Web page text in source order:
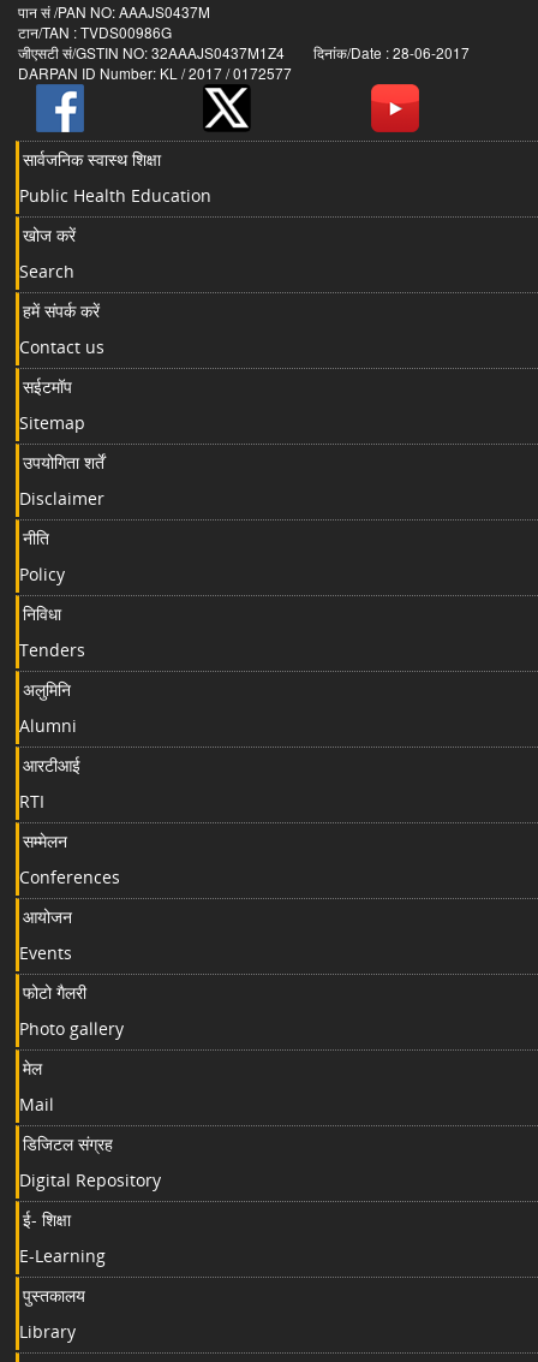
पान सं /PAN NO: AAAJS0437M
टान/TAN : TVDS00986G
जीएसटी सं/GSTIN NO: 32AAAJS0437M1Z4 दिनांक/Date : 28-06-2017
DARPAN ID Number: KL / 2017 / 0172577
सार्वजनिक स्वास्थ शिक्षा
Public Health Education
खोज करें
Search
हमें संपर्क करें
Contact us
सईटमॉप
Sitemap
उपयोगिता शर्तें
Disclaimer
नीति
Policy
निविधा
Tenders
अलुमिनि
Alumni
आरटीआई
RTI
सम्मेलन
Conferences
आयोजन
Events
फोटो गैलरी
Photo gallery
मेल
Mail
डिजिटल संग्रह
Digital Repository
ई- शिक्षा
E-Learning
पुस्तकालय
Library